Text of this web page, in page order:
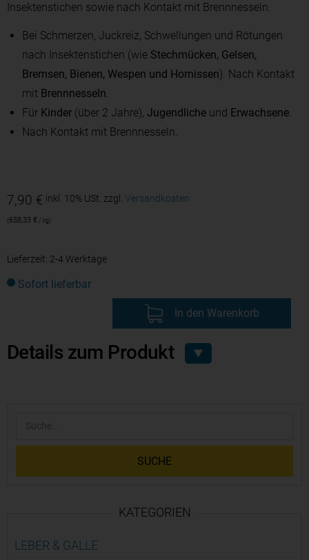
Insektenstichen sowie nach Kontakt mit Brennnesseln.
Bei Schmerzen, Juckreiz, Schwellungen und Rötungen
nach Insektenstichen (wie Stechmücken, Gelsen,
Bremsen, Bienen, Wespen und Hornissen). Nach Kontakt
mit Brennnesseln
Für Kinder (über 2 Jahre), Jugendliche und Erwachsene
Nach Kontakt mit Brennnesseln.
7,90 € inkl. 10% USt. zzgl. Versandkosten
658,33 € / kg
Lieferzeit: 2-4 Werktage
Sofort lieferbar
In den Warenkorb
Details zum Produkt ▼
SUCHE
KATEGORIEN
LEBER & GALLE